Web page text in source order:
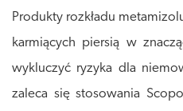
Produkty rozkładu
karmiących piersią w
wykluczyć ryzyka dla
zaleca się stosowania